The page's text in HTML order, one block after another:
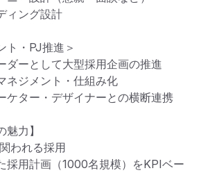
ィング設計
ト・PJ推進＞
ーとして大型採用企画の推進
ジメント・仕組み化
ター・デザイナーとの横断連携
魅力】
われる採用
採用計画（1000名規模）をKPIベー